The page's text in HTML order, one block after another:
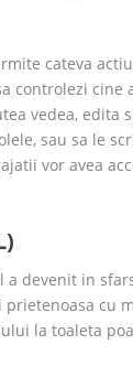
cateva
controlezi cine
vedea, edita
sau sa le
vor avea
devenit in
cu
la toaleta